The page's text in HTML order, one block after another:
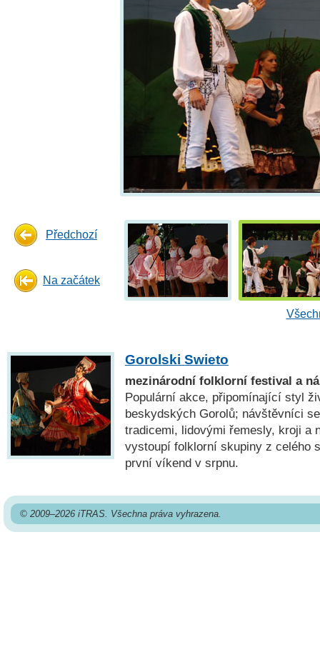
Předchozí
Na začátek
Gorolski Swieto
mezinárodní folklorní festival a
Populární akce, připomínající styl
beskydských Gorolů; návštěvníci
tradicemi, lidovými řemesly, kroji a
vystoupí folklorní skupiny z celého
první víkend v srpnu.
© 2009–2026 iTRAS. Všechna práva vyhrazena.